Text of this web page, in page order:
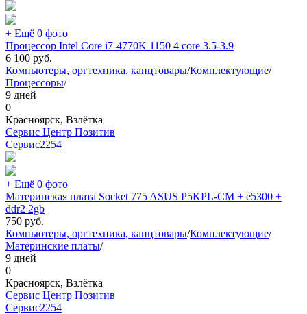
+ Ещё 0 фото
Процессор Intel Core i7-4770K 1150 4 core 3.5-3.9
6 100 руб.
Компьютеры, оргтехника, канцтовары/Комплектующие/
Процессоры/
9 дней
0
Красноярск, Взлётка
Сервис Центр Позитив
Сервис2254
+ Ещё 0 фото
Материнская плата Socket 775 ASUS P5KPL-CM + e5300 +
ddr2 2gb
750 руб.
Компьютеры, оргтехника, канцтовары/Комплектующие/
Материнские платы/
9 дней
0
Красноярск, Взлётка
Сервис Центр Позитив
Сервис2254